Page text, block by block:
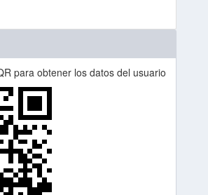
para obtener los datos del usuario